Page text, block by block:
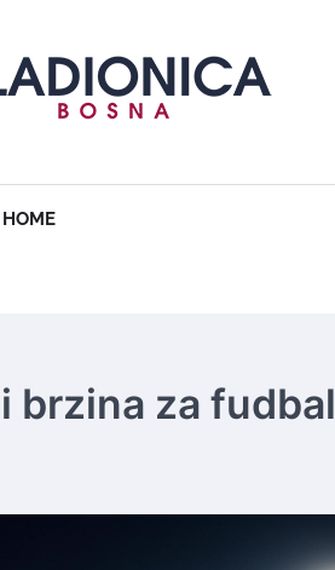
HOME
brzina za fudbal